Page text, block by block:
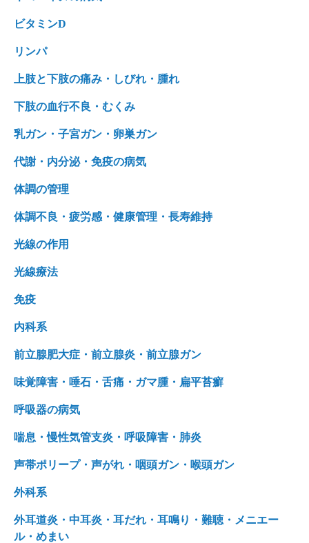
ビタミンD
リンパ
上肢と下肢の痛み・しびれ・腫れ
下肢の血行不良・むくみ
乳ガン・子宮ガン・卵巣ガン
代謝・内分泌・免疫の病気
体調の管理
体調不良・疲労感・健康管理・長寿維持
光線の作用
光線療法
免疫
内科系
前立腺肥大症・前立腺炎・前立腺ガン
味覚障害・唾石・舌痛・ガマ腫・扁平苔癬
呼吸器の病気
喘息・慢性気管支炎・呼吸障害・肺炎
声帯ポリープ・声がれ・咽頭ガン・喉頭ガン
外科系
外耳道炎・中耳炎・耳だれ・耳鳴り・難聴・メニエー
ル・めまい